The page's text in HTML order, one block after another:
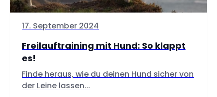
17. September 2024
Freilauftraining mit Hund: So klappt
es!
Finde heraus, wie du deinen Hund sicher von
der Leine lassen...